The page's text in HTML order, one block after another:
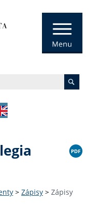
> Zápisy > Zápisy